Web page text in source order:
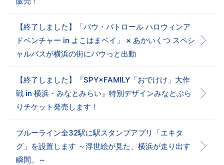
【終了しました】「パウ・パトロール ハロウィンア
ドベンチャー in よこはまベイ」 × あかいくつ スペシ
ャルバスが横浜の街にパウっと出動
【終了しました】『SPY×FAMILY「おでけけ」大作
戦 in 横浜・みなとみらい』特別デザインみなとぶら
りチケット発売します！
ブルーライン全32駅に駅スタンプアプリ「エキタ
グ」を設置します ～浮世絵が見た、横浜が走り出す
瞬間。～